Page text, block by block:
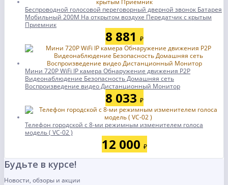
Беспроводной голосовой переговорный дверной звонок Батарея
Мобильный 200M На открытом воздухе Передатчик с крытым
Приемник
8 881 ₽
Мини 720P WiFi IP камера Обнаружение движения P2P
Видеонаблюдение Безопасность Домашняя сеть
Воспроизведение видео Дистанционный Монитор
8 033 ₽
Телефон городской с 8-ми режимным изменителем голоса
модель ( VC-02 )
12 000 ₽
Будьте в курсе!
Новости, обзоры и акции